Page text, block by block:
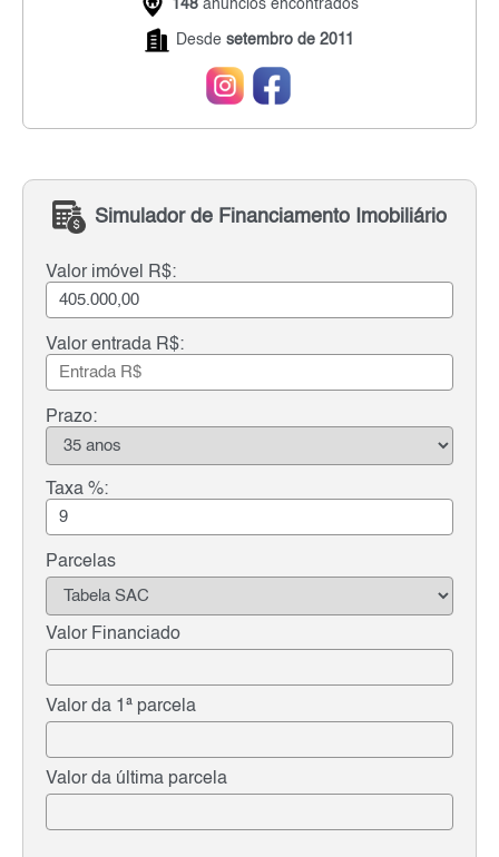
148 anúncios encontrados
Desde setembro de 2011
Simulador de Financiamento Imobiliário
Valor imóvel R$:
Valor entrada R$:
Prazo:
Taxa %:
Parcelas
Valor Financiado
Valor da 1ª parcela
Valor da última parcela